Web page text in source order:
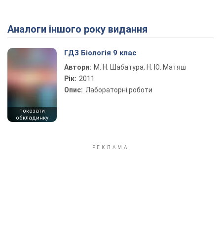
Play Video
Аналоги іншого року видання
показати
обкладинку
ГДЗ Біологія 9 клас
Автори: М. Н. Шабатура, Н. Ю. Матяш
Рік: 2011
Опис: Лабораторні роботи